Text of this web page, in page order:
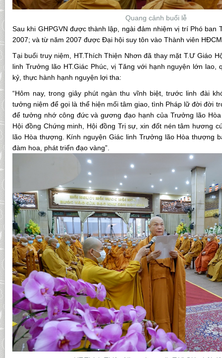
Quang cảnh buổi lễ
Sau khi GHPGVN được thành lập, ngài đảm nhiệm vị trí Phó ban
2007; và từ năm 2007 được Đại hội suy tôn vào Thành viên
Tại buổi truy niệm, HT.Thích Thiện Nhơn đã thay mặt T.Ư Giáo
linh Trưởng lão HT.Giác Phúc, vị Tăng với hạnh nguyện lớn lao,
kỷ, thực hành hạnh nguyện lợi tha:
“Hôm nay, trong giây phút ngàn thu vĩnh biệt, trước linh đài
tưởng niệm để gọi là thể hiện mối tâm giao, tình Pháp lữ đời đời
để tưởng nhớ công đức và gương đạo hạnh của Trưởng lão
Hội đồng Chứng minh, Hội đồng Trị sự, xin đốt nén tâm hương
lão Hòa thượng. Kính nguyện Giác linh Trưởng lão Hòa thượng
đàm hoa, phát triển đạo vàng”.